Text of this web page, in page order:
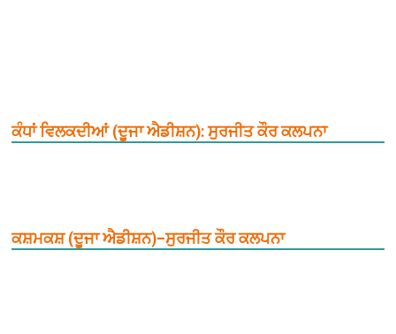
ਕੰਧਾਂ ਵਿਲਕਦੀਆਂ (ਦੂਜਾ ਐਡੀਸ਼ਨ): ਸੁਰਜੀਤ ਕੌਰ ਕਲਪਨਾ
ਕਸ਼ਮਕਸ਼ (ਦੂਜਾ ਐਡੀਸ਼ਨ)–ਸੁਰਜੀਤ ਕੌਰ ਕਲਪਨਾ